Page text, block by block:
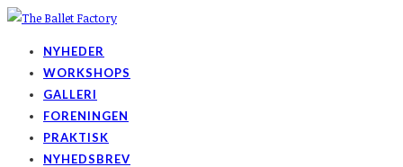
NYHEDER
WORKSHOPS
GALLERI
FORENINGEN
PRAKTISK
NYHEDSBREV